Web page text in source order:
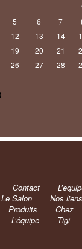
5 6 7
12 13 14
19 20 21
26 27 28
Contact
Le Salon Nos liens
Produits
Chez
L’équipe Tigi